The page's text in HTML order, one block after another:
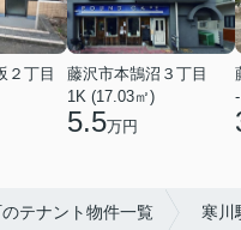
２丁目
藤沢市本鵠沼３丁目
1K (17.03㎡)
5.5万円
テナント物件一覧 寒川